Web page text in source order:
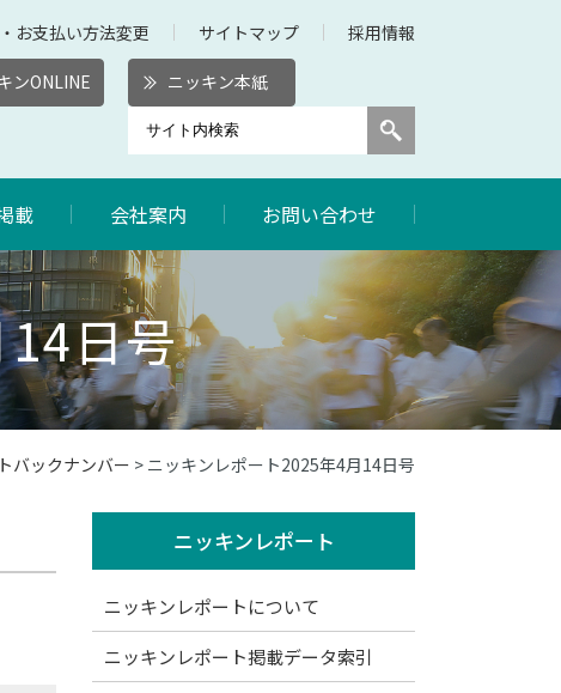
お支払い方法変更 サイトマップ 採用情報
ンONLINE ニッキン本紙
載 会社案内 お問い合わせ
日号
バックナンバー > ニッキンレポート2025年4月14日号
ニッキンレポート
ニッキンレポートについて
ニッキンレポート掲載データ索引